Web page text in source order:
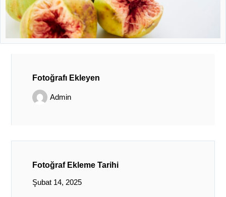
Fotoğrafı Ekleyen
Admin
Fotoğraf Ekleme Tarihi
Şubat 14, 2025